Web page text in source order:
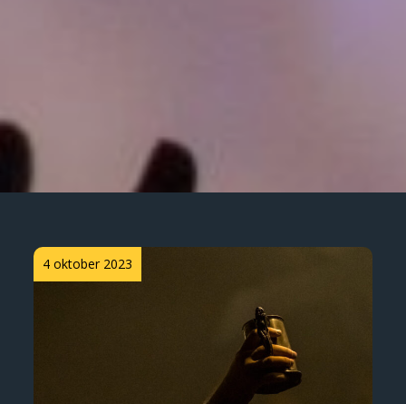
Posted
on
4 oktober 2023